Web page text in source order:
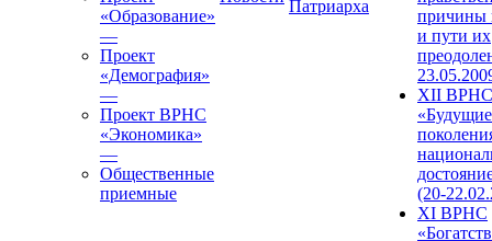
«Образование»
—
Проект
«Демография»
—
Проект ВРНС
«Экономика»
—
Общественные
приемные
Патриарха
причины
и пути их
XII ВРНС
«Будущие
(20-
XI ВРНС